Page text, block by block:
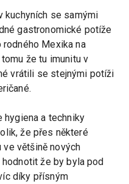
kuchyních se samými
gastronomické potíže
Mexika na
že tu imunitu v
vrátili se stejnými potíži
hygiena a techniky
že přes některé
většině nových
že by byla pod
díky přísným